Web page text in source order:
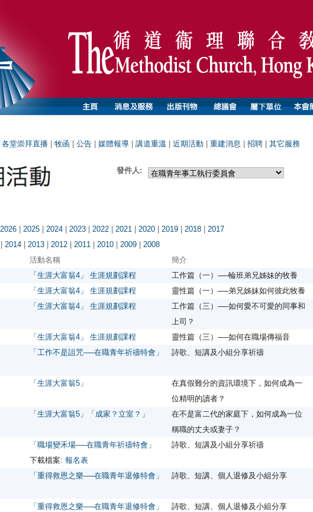
各堂崇拜直播 牧函 公告 媒體報導 講道重溫 近期活動 重建消息 招聘 其它服務
發件人:
2026 | 2025 | 2024 | 2023 | 2022 | 2021 | 2020 | 2019 | 2018 | 2017
| 2014 | 2013 | 2012 | 2011 | 2010 | 2009 | 2008
活動名稱 簡介
「生涯大富翁4」 生涯規劃課程 工作篇（一）──輪班弟兄姊妹的牧養
「生涯大富翁4」 生涯規劃課程 靈性篇（一）──弟兄姊妹如何彼此牧養
「生涯大富翁4」 生涯規劃課程
工作篇（三）──如何愛不可愛的同事和
上司？
「生涯大富翁4」 生涯規劃課程 靈性篇（三）──如何在職場傳福音
「工作不是詛咒──在職青年祈禱特會」 詩歌、短講及小組分享祈禱
「生涯大富翁5」
在真假難分的資訊環境下，如何成為一
位精明的讀者？
「生涯大富翁5」「成家？立室？」
在不是富二代的家庭下，如何成為一位
稱職的丈夫或妻子？
「職場變禾場──在職青年祈禱特會」
下載檔案: 報名表
詩歌、短講及小組分享祈禱
「重得救恩之樂──在職青年退修特會」 詩歌、短講、個人退修及小組分享
「重得救恩之樂──在職青年退修特會」 詩歌、短講、個人退修及小組分享